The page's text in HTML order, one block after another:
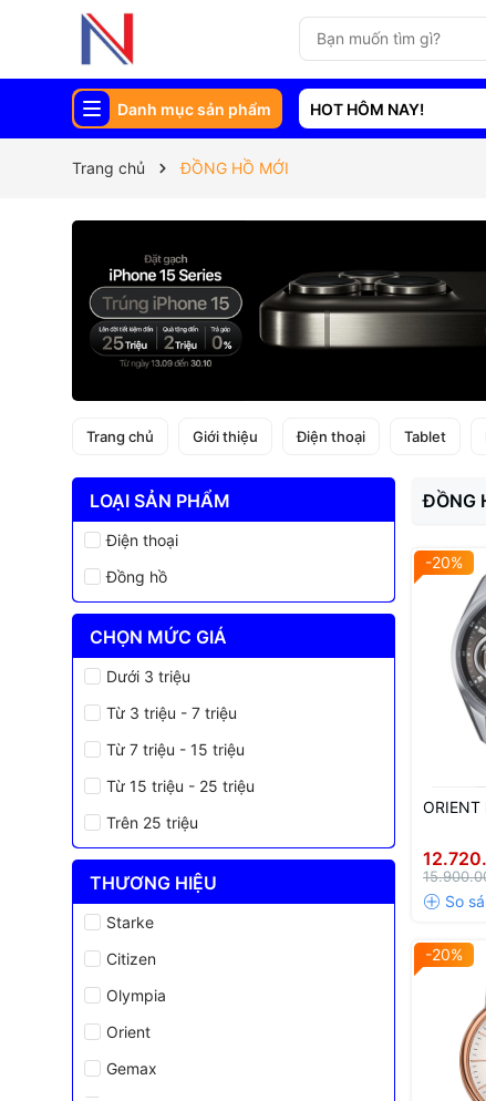
Danh mục sản phẩm HOT HÔM NAY!
Trang chủ ĐỒNG HỒ MỚI
Trang chủ Giới thiệu Điện thoại Tablet
LOẠI SẢN PHẨM
Điện thoại
Đồng hồ
CHỌN MỨC GIÁ
Dưới 3 triệu
Từ 3 triệu - 7 triệu
Từ 7 triệu - 15 triệu
Từ 15 triệu - 25 triệu
Trên 25 triệu
THƯƠNG HIỆU
Starke
Citizen
Olympia
Orient
Gemax
ĐỒNG
-20%
-20%